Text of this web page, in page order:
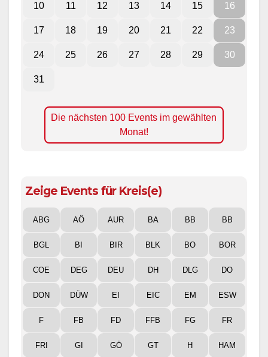
10 11 12 13 14 15 16
17 18 19 20 21 22 23
24 25 26 27 28 29 30
31
Die nächsten 100 Events im gewählten
Monat!
Zeige Events für Kreis(e)
ABG AÖ AUR BA BB BB
BGL BI BIR BLK BO BOR
COE DEG DEU DH DLG DO
DON DÜW EI EIC EM ESW
F FB FD FFB FG FR
FRI GI GÖ GT H HAM